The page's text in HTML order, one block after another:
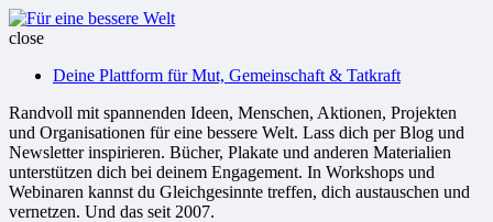
Für
Welt
close
Deine Plattform für Mut, Gemeinschaft & Tatkraft
Randvoll mit spannenden Ideen, Menschen, Aktionen, Projekten
und Organisationen für eine bessere Welt. Lass dich per Blog und
Newsletter inspirieren. Bücher, Plakate und anderen Materialien
unterstützen dich bei deinem Engagement. In Workshops und
Webinaren kannst du Gleichgesinnte treffen, dich austauschen und
vernetzen. Und das seit 2007.